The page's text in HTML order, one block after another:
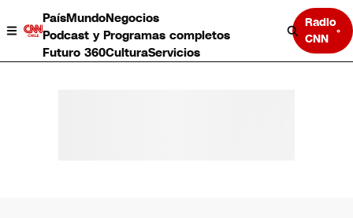
PaísMundoNegocios
Podcast y Programas completos
Futuro 360CulturaServicios
Radio
CNN